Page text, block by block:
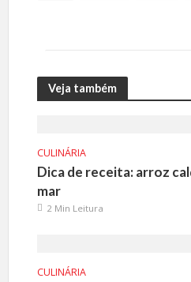
Veja também
CULINÁRIA
Dica de receita: arroz
mar
2 Min Leitura
CULINÁRIA